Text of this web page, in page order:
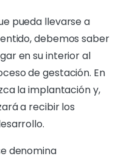
pueda llevarse a
debemos saber
en su interior al
de gestación. En
la implantación y,
a recibir los
denomina